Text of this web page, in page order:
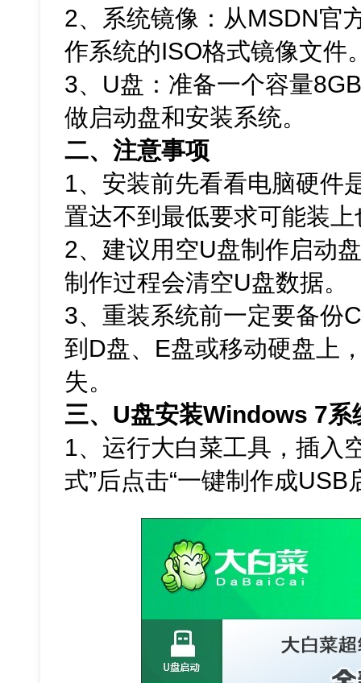
2、系统镜像：从MSDN官
作系统的ISO格式镜像文件
3、U盘：准备一个容量
做启动盘和安装系统。
二、注意事项
1、安装前先看看电脑硬件
置达不到最低要求可能装
2、建议用空U盘制作启动
制作过程会清空U盘数据。
3、重装系统前一定要备份
到D盘、E盘或移动硬盘上
失。
三、U盘安装Windows 7系
1、运行大白菜工具，插入
式”后点击“一键制作成USB